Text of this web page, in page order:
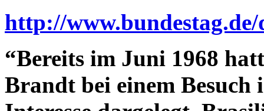
http://
“Bereits im Juni 1968
Brandt bei einem Besuch